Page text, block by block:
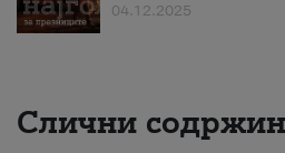
04.12.2025
Слични